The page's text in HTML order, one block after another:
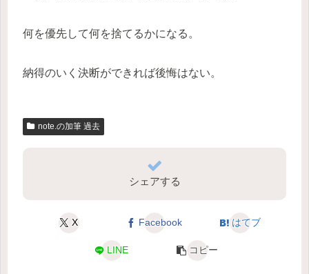
何を優先して何を捨てるかになる。
納得のいく決断ができれば後悔はない。
note.の加筆 過去
シェアする
X Facebook はてブ
LINE コピー